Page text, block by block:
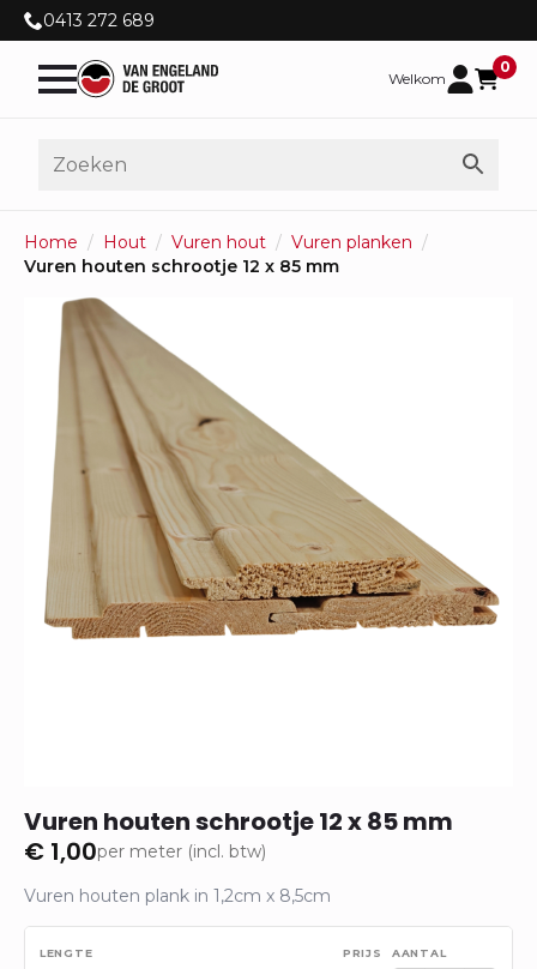
0413 272 689
Welkom
0
Home Hout Vuren hout
Vuren planken
Vuren houten schrootje 12 x 85 mm
Vuren houten schrootje 12 x 85 mm
€ 1,00per meter (incl. btw)
Vuren houten plank in 1,2cm x 8,5cm